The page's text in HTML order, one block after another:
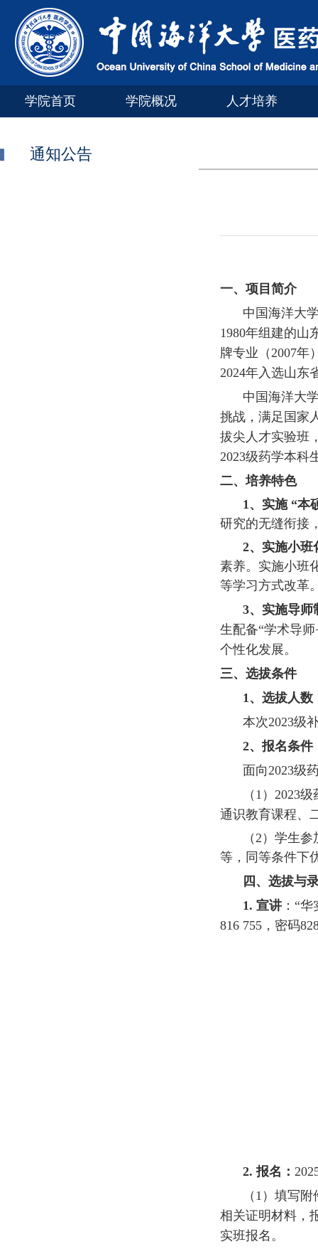
学院首页 学院概况 人才培养
通知公告
一、项目简介
中国海洋大
1980年组建的山
牌专业（2007年
2024年入选山东
中国海洋大
挑战，满足国家
拔尖人才实验班
2023级药学本科
二、培养特色
1、实施 “本
研究的无缝衔接
2、实施小班
素养。实施小班
等学习方式改革
3、实施导师
生配备“学术导师
个性化发展。
三、选拔条件
1、选拔人数
本次2023级
2、报名条件
面向2023级
（ 1 ） 2023级
通识教育课程、
（2 ）学生
等，同等条件下
四、选拔与
1. 宣讲 ：“
816 755 ，密码
2. 报名：
（ 1 ）填写
相关证明材料，
实班报名。